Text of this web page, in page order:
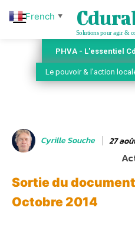
Solutions pour agir &
PHVA - L'essentiel
Le pouvoir & l'action
Cyrille Souche 27
Sortie du
Octobre 2014
French ▼